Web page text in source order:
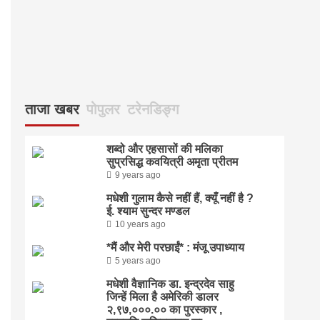
ताजा खबर पोपुलर टरेनडिङ्ग
शब्दो और एहसासों की मलिका
सुप्रसिद्ध कवयित्री अमृता प्रीतम
9 years ago
मधेशी गुलाम कैसे नहीं हैं, क्यूँ नहीं है ?
ई. श्याम सुन्दर मण्डल
10 years ago
*मैं और मेरी परछाईं* : मंजू उपाध्याय
5 years ago
मधेशी वैज्ञानिक डा. इन्द्रदेव साहु
जिन्हें मिला है अमेरिकी डालर
२,९७,०००.०० का पुरस्कार ,